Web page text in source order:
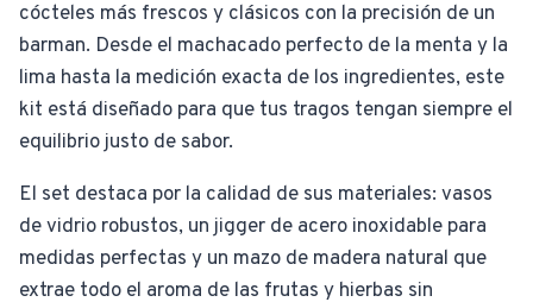
cócteles más frescos y clásicos con la precisión de un
barman. Desde el machacado perfecto de la menta y la
lima hasta la medición exacta de los ingredientes, este
kit está diseñado para que tus tragos tengan siempre el
equilibrio justo de sabor.
El set destaca por la calidad de sus materiales: vasos
de vidrio robustos, un jigger de acero inoxidable para
medidas perfectas y un mazo de madera natural que
extrae todo el aroma de las frutas y hierbas sin